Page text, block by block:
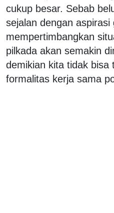
cukup besar. Sebab
sejalan dengan aspirasi
mempertimbangkan
pilkada akan semakin
demikian kita tidak bisa
formalitas kerja sama